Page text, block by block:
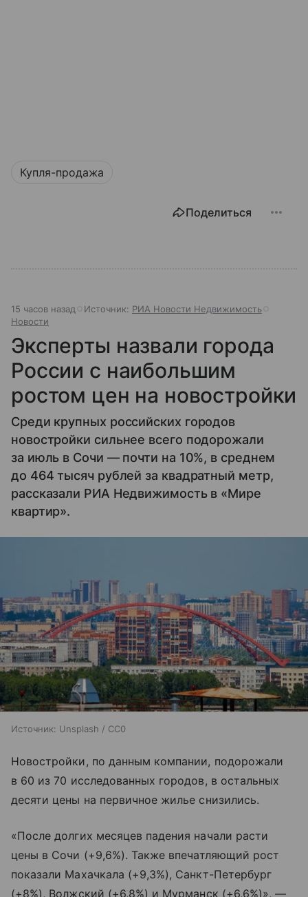
Купля-продажа
Поделиться
15 часов назад Источник: РИА Новости Недвижимость
Новости
Эксперты назвали города
России с наибольшим
ростом цен на новостройки
Среди крупных российских городов
новостройки сильнее всего подорожали
за июль в Сочи — почти на 10%, в среднем
до 464 тысяч рублей за квадратный метр,
рассказали РИА Недвижимость в «Мире
квартир».
Источник: Unsplash / CC0
Новостройки, по данным компании, подорожали
в 60 из 70 исследованных городов, в остальных
десяти цены на первичное жилье снизились.
«После долгих месяцев падения начали расти
цены в Сочи (+9,6%). Также впечатляющий рост
показали Махачкала (+9,3%), Санкт-Петербург
(+8%), Волжский (+6,8%) и Мурманск (+6,6%)», —